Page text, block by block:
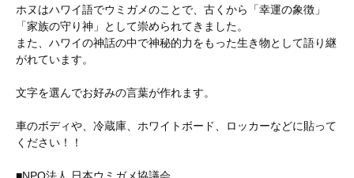
ホヌはハワイ語でウミガメのことで、古くから「幸運の象徴」
「家族の守り神」として崇められてきました。
また、ハワイの神話の中で神秘的力をもった生き物として語り継
がれています。
文字を選んでお好みの言葉が作れます。
車のボディや、冷蔵庫、ホワイトボード、ロッカーなどに貼って
ください！！
■NPO法人 日本ウミガメ協議会